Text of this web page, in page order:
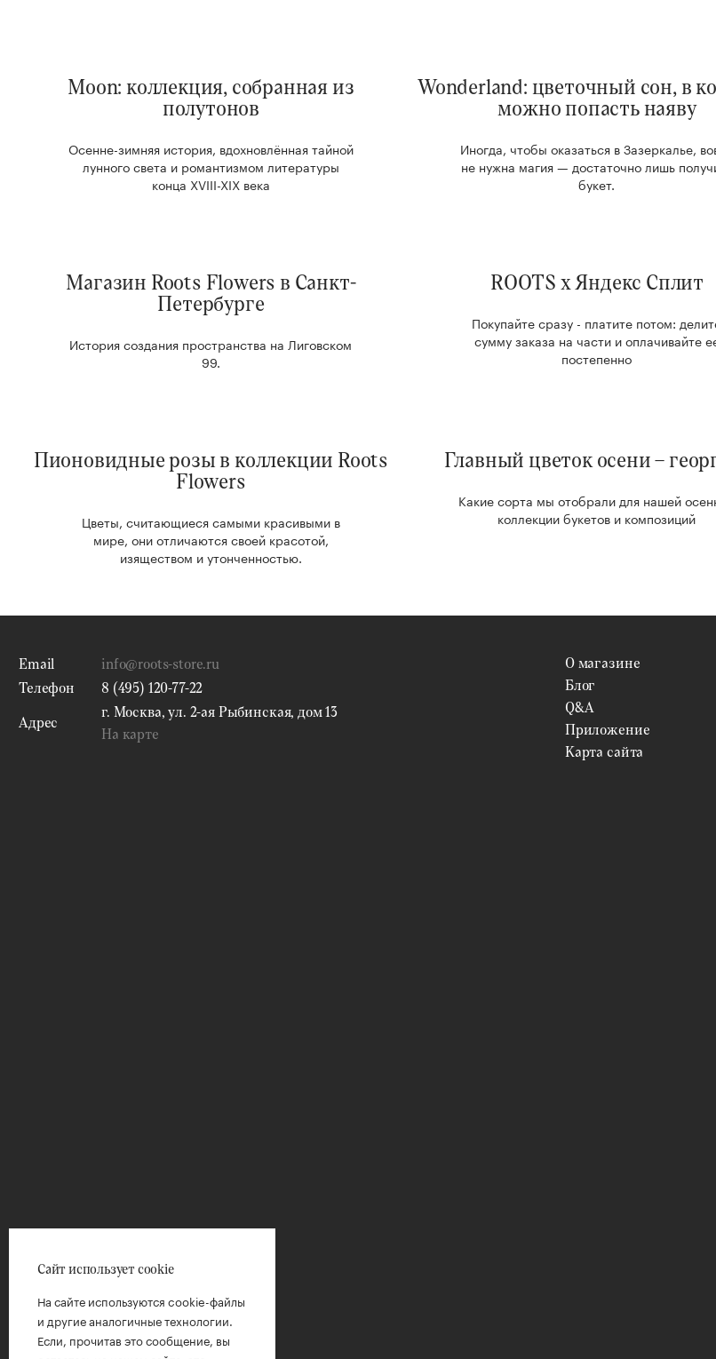
Moon: коллекция, собранная из
полутонов
Осенне-зимняя история, вдохновлённая тайной
лунного света и романтизмом литературы
конца XVIII-XIX века
Wonderland: цветочный сон, в
можно попасть наяву
Иногда, чтобы оказаться в Зазеркалье,
не нужна магия — достаточно лишь
букет.
Магазин Roots Flowers в Санкт-
Петербурге
История создания пространства на Лиговском
99.
ROOTS x Яндекс Сплит
Покупайте сразу - платите потом:
сумму заказа на части и оплачивайте
постепенно
Пионовидные розы в коллекции Roots
Flowers
Цветы, считающиеся самыми красивыми в
мире, они отличаются своей красотой,
изяществом и утонченностью.
Главный цветок осени –
Какие сорта мы отобрали для нашей
коллекции букетов и композиций
Email
info@roots-store.ru
Телефон
8 (495) 120-77-22
Адрес
г. Москва, ул. 2-ая Рыбинская, дом 13
На карте
О магазине
Блог
Q&A
Приложение
Карта сайта
Сайт использует cookie
На сайте используются cookie-файлы
и другие аналогичные технологии.
Если, прочитав это сообщение, вы